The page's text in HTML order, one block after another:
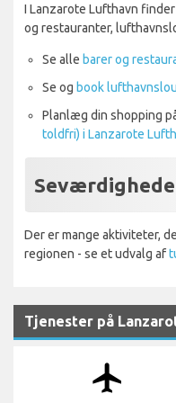
I Lanzarote Lufthavn
og restauranter,
Se alle barer og
Se og book
Planlæg din shopping
toldfri) i Lanzarote
Der er mange aktiviteter,
regionen - se et udvalg af
Tjenester på
airplanemode_active